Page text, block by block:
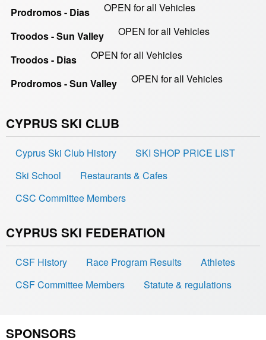
Prodromos - Dias OPEN for all Vehicles
Troodos - Sun Valley OPEN for all Vehicles
Troodos - Dias OPEN for all Vehicles
Prodromos - Sun Valley OPEN for all Vehicles
CYPRUS SKI CLUB
Cyprus Ski Club History
SKI SHOP PRICE LIST
Ski School
Restaurants & Cafes
CSC Committee Members
CYPRUS SKI FEDERATION
CSF History Race Program Results
Athletes
CSF Committee Members
Statute & regulations
SPONSORS